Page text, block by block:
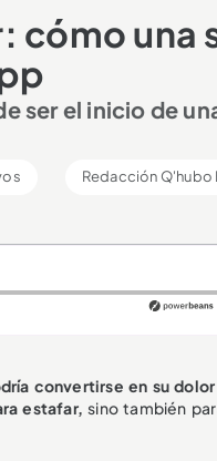
cómo
ser el inicio de
Redacción
convertirse en su
estafar, sino también